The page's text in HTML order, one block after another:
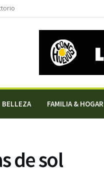
BELLEZA FAMILIA & HOGAR
de sol